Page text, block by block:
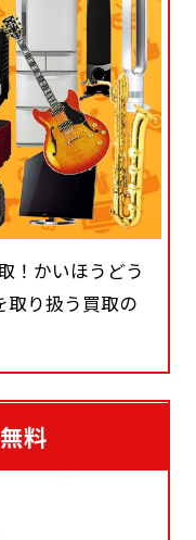
！かいほうどう
取り扱う買取の
料